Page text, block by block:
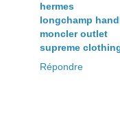
hermes
longchamp
moncler outlet
supreme
Répondre